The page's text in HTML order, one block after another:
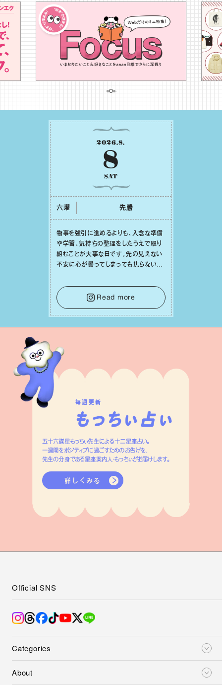
2026.8.
8
SAT
六曜 先勝
物事を強引に進めるよりも、⼊念な準備
や学習、気持ちの整理をしたうえで取り
組むことが⼤事な⽇です。先の⾒えない
不安に⼼が曇ってしまっても焦らない
⾝や疲れていそうな⼈をいたわることに
時間を使いましょう。ここでしっかりとエ
ネルギーを蓄え、困難を乗り越える⼒に
変えましょう。
Read more
毎週更新
五十六謀星もっちぃ先生による十二星座占い。
一週間をポジティブに過ごすためのお告げを、
先生の分身である星座案内人・もっちぃがお届けします。
詳しくみる
Categories
About
Official SNS